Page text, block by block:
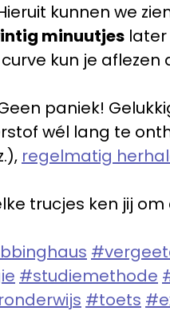
kunnen we
minuutjes
kun je
paniek!
wél lang te
regelmatig
trucjes ken jij
#studiemethode
#toets